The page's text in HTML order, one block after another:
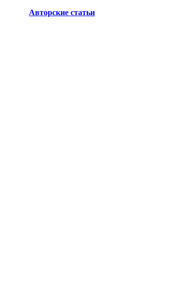
Авторские статьи